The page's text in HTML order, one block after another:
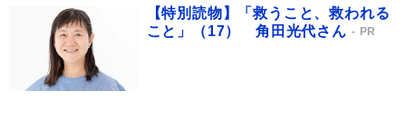
【特別読物】「救うこと、救われる
こと」（17） 角田光代さん
PR